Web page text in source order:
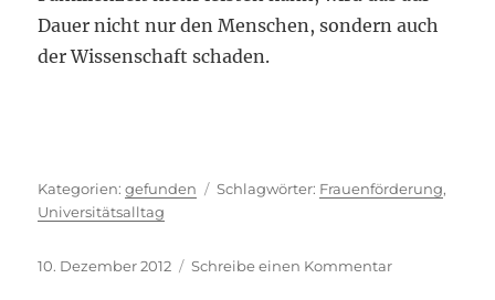
Dauer nicht nur den Menschen, sondern auch
der Wissenschaft schaden.
Kategorien
gefunden Schlagwörter
Frauenförderung,
Universitätsalltag
Veröffentlicht
10. Dezember 2012 Schreibe einen Kommentarzu